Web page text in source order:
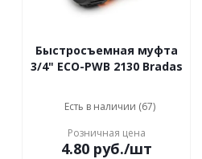
Быстросъемная муфта
3/4" ECO-PWB 2130 Bradas
Есть в наличии (67)
Розничная цена
4.80руб./шт